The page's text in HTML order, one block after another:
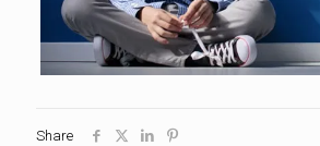
Share